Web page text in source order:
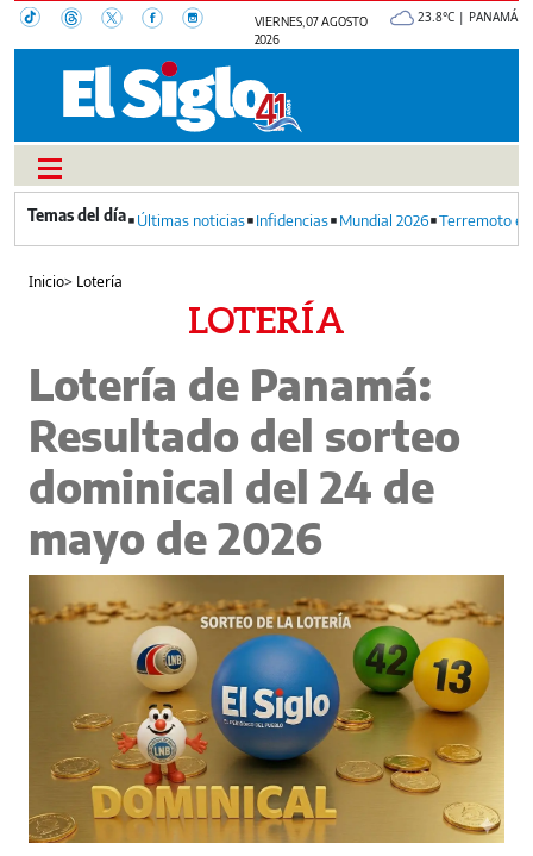
VIERNES, 07 AGOSTO
2026
23.8°C | PANAMÁ
Últimas noticias Infidencias Mundial 2026 Terremoto
Inicio> Lotería
LOTERÍA
Lotería de Panamá:
Resultado del sorteo
dominical del 24 de
mayo de 2026